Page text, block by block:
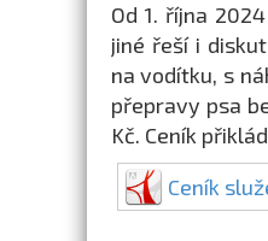
Od 1. října
jiné řeší i
na vodítku, s
přepravy psa
Kč. Ceník
Ceník